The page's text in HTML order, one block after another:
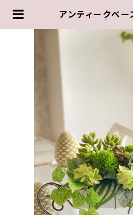
アンティークベ